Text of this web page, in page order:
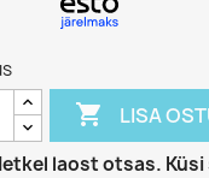
 LISA
laost otsas.